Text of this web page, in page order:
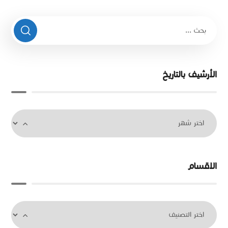
الأرشيف بالتاريخ
الاقسام